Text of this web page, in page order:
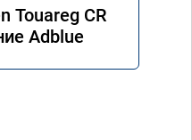
Touareg CR
Adblue